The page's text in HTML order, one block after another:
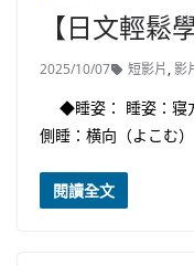
【日文輕鬆
2025/10/07 短影片,影
◆睡姿： 睡姿：寝
側睡：横向（よこむ
閱讀全文